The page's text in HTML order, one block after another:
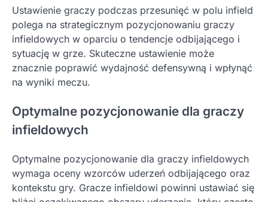
Ustawienie graczy podczas przesunięć w polu infield
polega na strategicznym pozycjonowaniu graczy
infieldowych w oparciu o tendencje odbijającego i
sytuację w grze. Skuteczne ustawienie może
znacznie poprawić wydajność defensywną i wpłynąć
na wyniki meczu.
Optymalne pozycjonowanie dla graczy
infieldowych
Optymalne pozycjonowanie dla graczy infieldowych
wymaga oceny wzorców uderzeń odbijającego oraz
kontekstu gry. Gracze infieldowi powinni ustawiać się